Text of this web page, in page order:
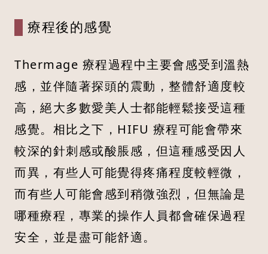
療程後的感覺
Thermage 療程過程中主要會感受到溫熱
感，並伴隨著探頭的震動，整體舒適度較
高，絕大多數愛美人士都能輕鬆接受這種
感覺。相比之下，HIFU 療程可能會帶來
較深的針刺感或酸脹感，但這種感受因人
而異，有些人可能覺得疼痛程度較輕微，
而有些人可能會感到稍微強烈，但無論是
哪種療程，專業的操作人員都會確保過程
安全，並是盡可能舒適。